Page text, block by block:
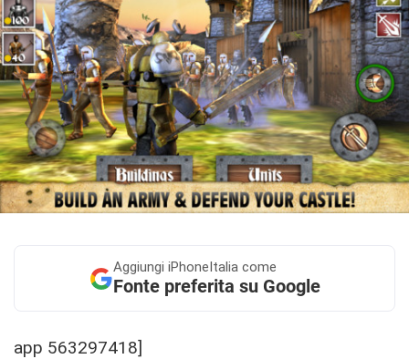
Aggiungi iPhoneItalia come
Fonte preferita su Google
app 563297418]